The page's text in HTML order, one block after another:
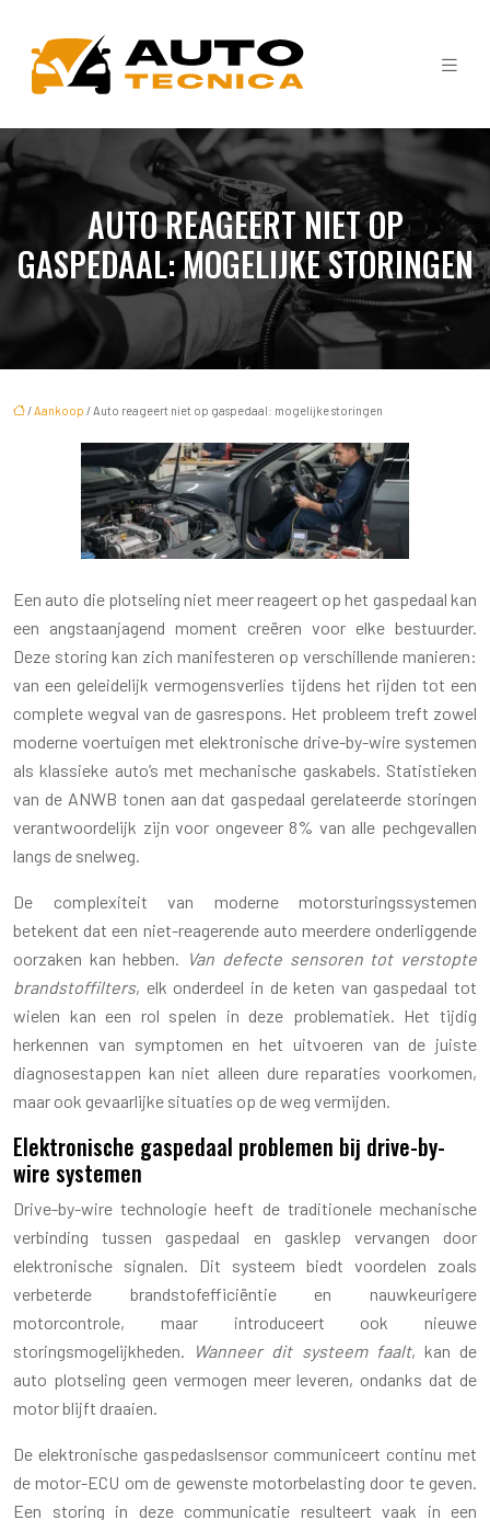
AUTO REAGEERT NIET OP
GASPEDAAL: MOGELIJKE STORINGEN
/Aankoop / Auto reageert niet op gaspedaal: mogelijke storingen
Een auto die plotseling niet meer reageert op het gaspedaal kan
een angstaanjagend moment creëren voor elke bestuurder.
Deze storing kan zich manifesteren op verschillende manieren:
van een geleidelijk vermogensverlies tijdens het rijden tot een
complete wegval van de gasrespons. Het probleem treft zowel
moderne voertuigen met elektronische drive-by-wire systemen
als klassieke auto’s met mechanische gaskabels. Statistieken
van de ANWB tonen aan dat gaspedaal gerelateerde storingen
verantwoordelijk zijn voor ongeveer 8% van alle pechgevallen
langs de snelweg.
De complexiteit van moderne motorsturingssystemen
betekent dat een niet-reagerende auto meerdere onderliggende
oorzaken kan hebben. Van defecte sensoren tot verstopte
brandstoffilters, elk onderdeel in de keten van gaspedaal tot
wielen kan een rol spelen in deze problematiek. Het tijdig
herkennen van symptomen en het uitvoeren van de juiste
diagnosestappen kan niet alleen dure reparaties voorkomen,
maar ook gevaarlijke situaties op de weg vermijden.
Elektronische gaspedaal problemen bij drive-by-
wire systemen
Drive-by-wire technologie heeft de traditionele mechanische
verbinding tussen gaspedaal en gasklep vervangen door
elektronische signalen. Dit systeem biedt voordelen zoals
verbeterde brandstofefficiëntie en nauwkeurigere
motorcontrole, maar introduceert ook nieuwe
storingsmogelijkheden.
Wanneer dit systeem faalt, kan de
auto plotseling geen vermogen meer leveren, ondanks dat de
motor blijft draaien.
De elektronische gaspedaslsensor communiceert continu met
de motor-ECU om de gewenste motorbelasting door te geven.
Een storing in deze communicatie resulteert vaak in een